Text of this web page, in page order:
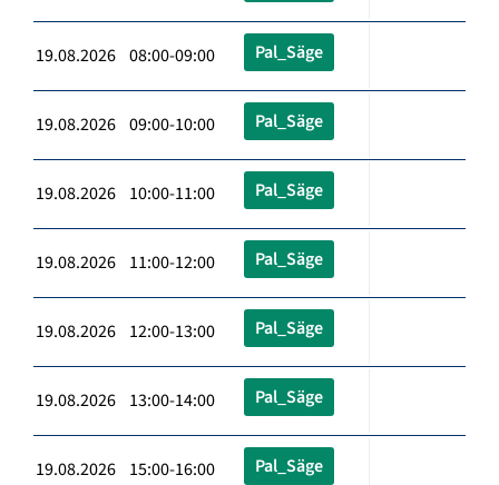
19.08.2026 08:00-09:00 Pal_Säge
19.08.2026 09:00-10:00 Pal_Säge
19.08.2026 10:00-11:00 Pal_Säge
19.08.2026 11:00-12:00 Pal_Säge
19.08.2026 12:00-13:00 Pal_Säge
19.08.2026 13:00-14:00 Pal_Säge
19.08.2026 15:00-16:00 Pal_Säge